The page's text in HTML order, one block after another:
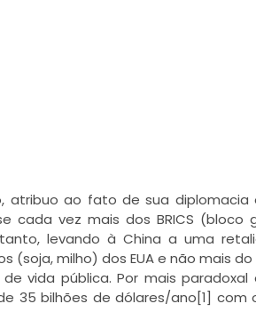
atribuo ao fato de sua diplomacia
cada vez mais dos BRICS (bloco
levando à China a uma
milho) dos EUA e não mais do
vida pública. Por mais paradoxal
35 bilhões de dólares/ano[1] com